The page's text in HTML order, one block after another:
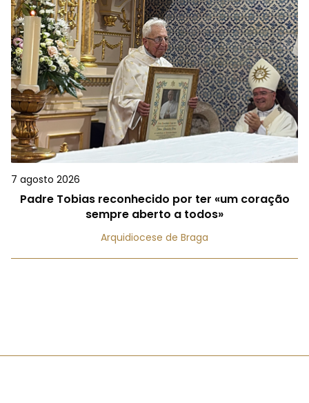
7 agosto 2026
Padre Tobias reconhecido por ter «um coração
sempre aberto a todos»
Arquidiocese de Braga